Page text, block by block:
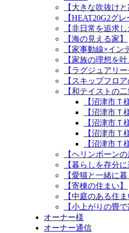
【大きな吹抜け
【HEAT20G2グ
【非日常を追求し
【海の見える家】
【家事動線×イン
【家族の理想を
【ラグジュアリ
【スキップフロ
【和テイストの二
【沼津市Ｔ
【沼津市Ｔ
【沼津市Ｔ
【沼津市Ｔ
【沼津市Ｔ
【ヘリンボーン
【暮らしを存分
【愛猫と一緒に暮
【寄棟の住まい】
【中庭のある住ま
【小上がりの畳で
オーナー様
オーナー通信